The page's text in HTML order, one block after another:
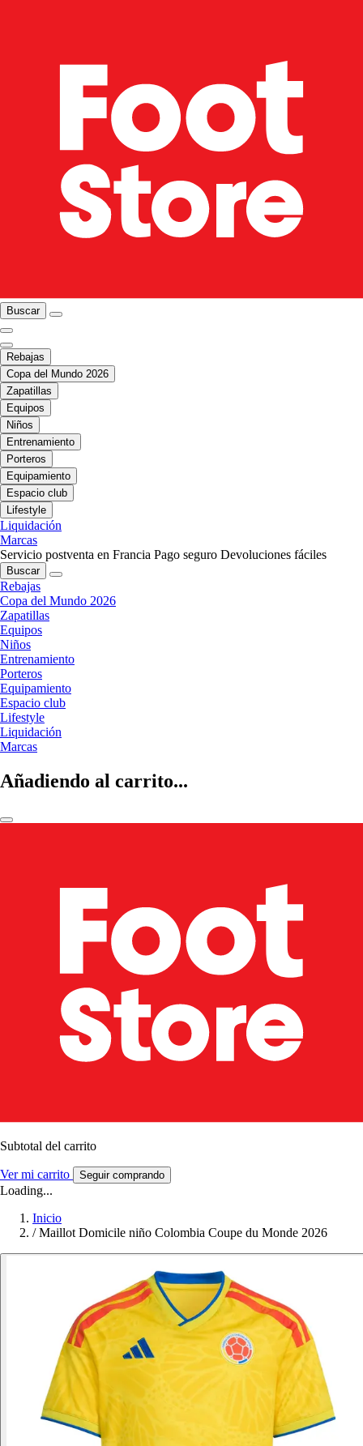
Buscar
Rebajas
Copa del Mundo 2026
Zapatillas
Equipos
Niños
Entrenamiento
Porteros
Equipamiento
Espacio club
Lifestyle
Liquidación
Marcas
Servicio postventa en Francia Pago seguro Devoluciones fáciles
Buscar
Rebajas
Copa del Mundo 2026
Zapatillas
Equipos
Niños
Entrenamiento
Porteros
Equipamiento
Espacio club
Lifestyle
Liquidación
Marcas
Añadiendo al carrito...
Subtotal del carrito
Ver mi carrito Seguir comprando
Loading...
Inicio
/ Maillot Domicile niño Colombia Coupe du Monde 2026